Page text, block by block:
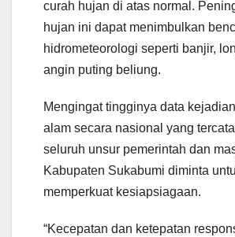
curah hujan di atas normal.
hujan ini dapat menimbulkan
hidrometeorologi seperti banjir,
angin puting beliung.
Mengingat tingginya data
alam secara nasional yang
seluruh unsur pemerintah dan
Kabupaten Sukabumi diminta
memperkuat kesiapsiagaan.
“Kecepatan dan ketepatan